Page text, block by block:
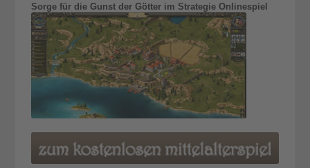
Sorge für die Gunst der Götter im Strategie Onlinespiel